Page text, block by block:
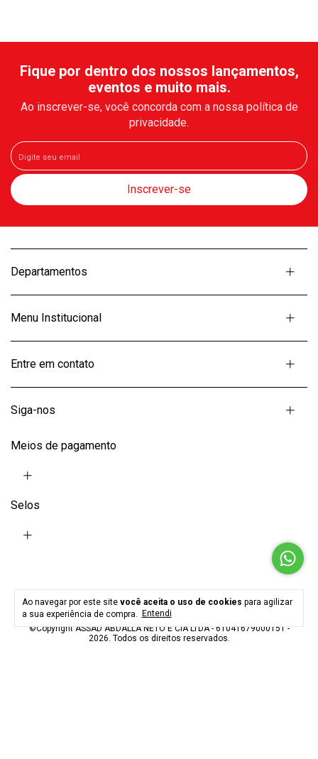
Ao navegar por este site você aceita o uso de cookies para agilizar
a sua experiência de compra.
Entendi
Fique por dentro dos nossos lançamentos,
eventos e muito mais.
Ao inscrever-se, você concorda com a nossa política de
privacidade.
Departamentos
Menu Institucional
Entre em contato
Siga-nos
Meios de pagamento
Selos
©Copyright ASSAD ABDALLA NETO E CIA LTDA - 61041679000151 -
2026. Todos os direitos reservados.